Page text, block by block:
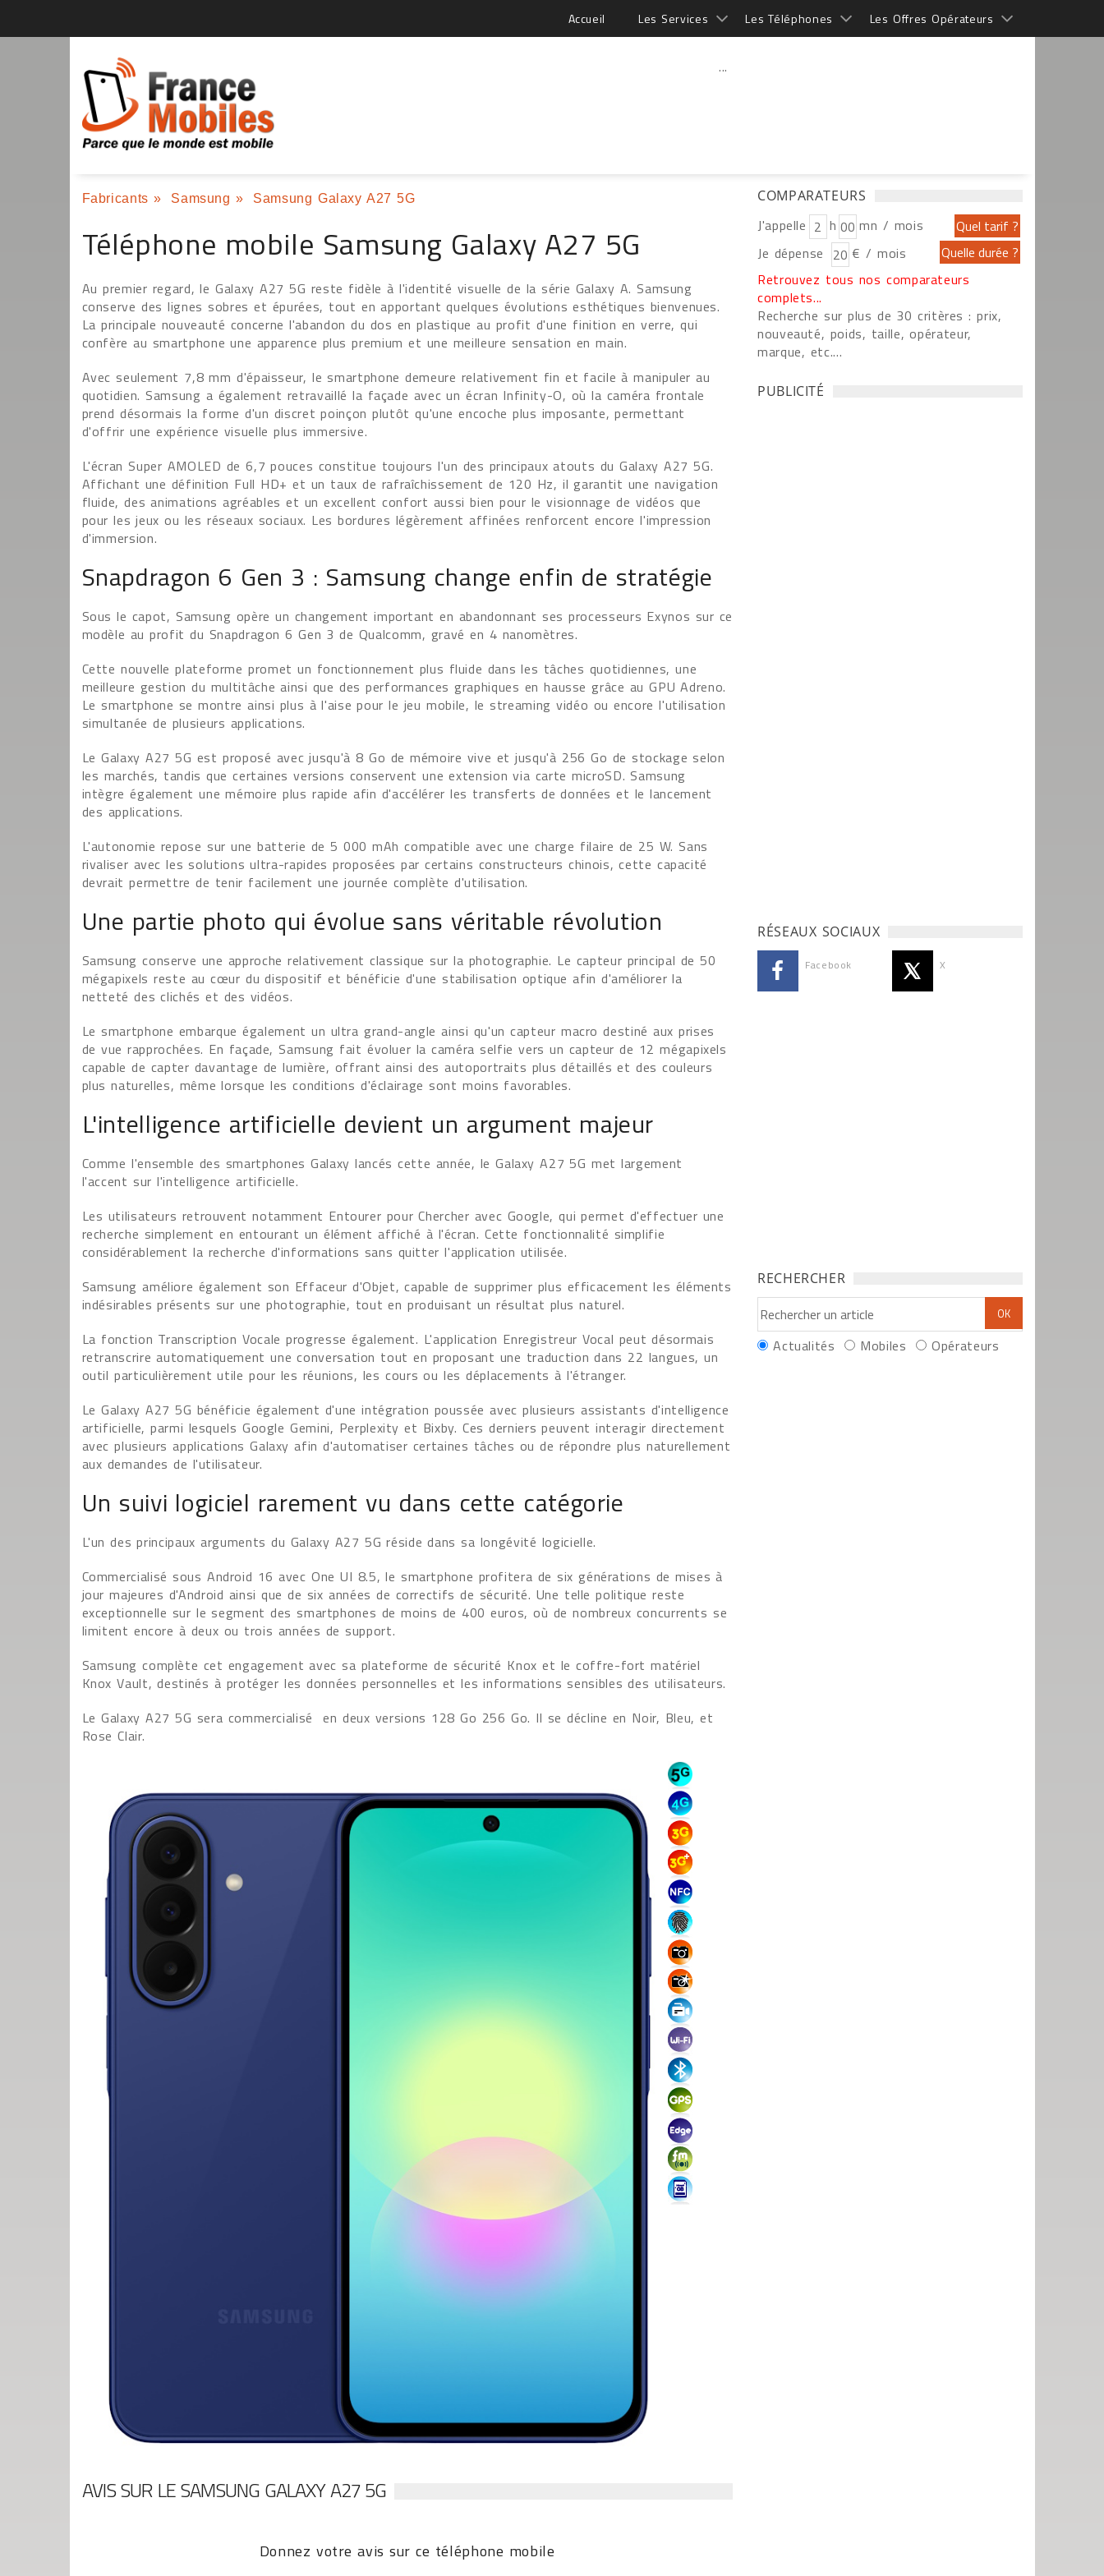
Accueil Les Services Les Téléphones Les Offres Opérateurs
...
Fabricants » Samsung » Samsung Galaxy A27 5G
Téléphone mobile Samsung Galaxy A27 5G
Au premier regard, le Galaxy A27 5G reste fidèle à l'identité visuelle de la série Galaxy A. Samsung
conserve des lignes sobres et épurées, tout en apportant quelques évolutions esthétiques bienvenues.
La principale nouveauté concerne l'abandon du dos en plastique au profit d'une finition en verre, qui
confère au smartphone une apparence plus premium et une meilleure sensation en main.
Avec seulement 7,8 mm d'épaisseur, le smartphone demeure relativement fin et facile à manipuler au
quotidien. Samsung a également retravaillé la façade avec un écran Infinity-O, où la caméra frontale
prend désormais la forme d'un discret poinçon plutôt qu'une encoche plus imposante, permettant
d'offrir une expérience visuelle plus immersive.
L'écran Super AMOLED de 6,7 pouces constitue toujours l'un des principaux atouts du Galaxy A27 5G.
Affichant une définition Full HD+ et un taux de rafraîchissement de 120 Hz, il garantit une navigation
fluide, des animations agréables et un excellent confort aussi bien pour le visionnage de vidéos que
pour les jeux ou les réseaux sociaux. Les bordures légèrement affinées renforcent encore l'impression
d'immersion.
Snapdragon 6 Gen 3 : Samsung change enfin de stratégie
Sous le capot, Samsung opère un changement important en abandonnant ses processeurs Exynos sur ce
modèle au profit du Snapdragon 6 Gen 3 de Qualcomm, gravé en 4 nanomètres.
Cette nouvelle plateforme promet un fonctionnement plus fluide dans les tâches quotidiennes, une
meilleure gestion du multitâche ainsi que des performances graphiques en hausse grâce au GPU Adreno.
Le smartphone se montre ainsi plus à l'aise pour le jeu mobile, le streaming vidéo ou encore l'utilisation
simultanée de plusieurs applications.
Le Galaxy A27 5G est proposé avec jusqu'à 8 Go de mémoire vive et jusqu'à 256 Go de stockage selon
les marchés, tandis que certaines versions conservent une extension via carte microSD. Samsung
intègre également une mémoire plus rapide afin d'accélérer les transferts de données et le lancement
des applications.
L'autonomie repose sur une batterie de 5 000 mAh compatible avec une charge filaire de 25 W. Sans
rivaliser avec les solutions ultra-rapides proposées par certains constructeurs chinois, cette capacité
devrait permettre de tenir facilement une journée complète d'utilisation.
Une partie photo qui évolue sans véritable révolution
Samsung conserve une approche relativement classique sur la photographie. Le capteur principal de 50
mégapixels reste au cœur du dispositif et bénéficie d'une stabilisation optique afin d'améliorer la
netteté des clichés et des vidéos.
Le smartphone embarque également un ultra grand-angle ainsi qu'un capteur macro destiné aux prises
de vue rapprochées. En façade, Samsung fait évoluer la caméra selfie vers un capteur de 12 mégapixels
capable de capter davantage de lumière, offrant ainsi des autoportraits plus détaillés et des couleurs
plus naturelles, même lorsque les conditions d'éclairage sont moins favorables.
L'intelligence artificielle devient un argument majeur
Comme l'ensemble des smartphones Galaxy lancés cette année, le Galaxy A27 5G met largement
l'accent sur l'intelligence artificielle.
Les utilisateurs retrouvent notamment Entourer pour Chercher avec Google, qui permet d'effectuer une
recherche simplement en entourant un élément affiché à l'écran. Cette fonctionnalité simplifie
considérablement la recherche d'informations sans quitter l'application utilisée.
Samsung améliore également son Effaceur d'Objet, capable de supprimer plus efficacement les éléments
indésirables présents sur une photographie, tout en produisant un résultat plus naturel.
La fonction Transcription Vocale progresse également. L'application Enregistreur Vocal peut désormais
retranscrire automatiquement une conversation tout en proposant une traduction dans 22 langues, un
outil particulièrement utile pour les réunions, les cours ou les déplacements à l'étranger.
Le Galaxy A27 5G bénéficie également d'une intégration poussée avec plusieurs assistants d'intelligence
artificielle, parmi lesquels Google Gemini, Perplexity et Bixby. Ces derniers peuvent interagir directement
avec plusieurs applications Galaxy afin d'automatiser certaines tâches ou de répondre plus naturellement
aux demandes de l'utilisateur.
Un suivi logiciel rarement vu dans cette catégorie
L'un des principaux arguments du Galaxy A27 5G réside dans sa longévité logicielle.
Commercialisé sous Android 16 avec One UI 8.5, le smartphone profitera de six générations de mises à
jour majeures d'Android ainsi que de six années de correctifs de sécurité. Une telle politique reste
exceptionnelle sur le segment des smartphones de moins de 400 euros, où de nombreux concurrents se
limitent encore à deux ou trois années de support.
Samsung complète cet engagement avec sa plateforme de sécurité Knox et le coffre-fort matériel
Knox Vault, destinés à protéger les données personnelles et les informations sensibles des utilisateurs.
Le Galaxy A27 5G sera commercialisé en deux versions 128 Go 256 Go. Il se décline en Noir, Bleu, et
Rose Clair.
AVIS SUR LE SAMSUNG GALAXY A27 5G
Donnez votre avis sur ce téléphone mobile
COMPARATEURS
J'appelle h
mn / mois
Je dépense
€ / mois
Retrouvez tous nos comparateurs
complets...
Recherche sur plus de 30 critères : prix,
nouveauté, poids, taille, opérateur,
marque, etc....
PUBLICITÉ
RÉSEAUX SOCIAUX
Facebook X
RECHERCHER
Actualités Mobiles Opérateurs